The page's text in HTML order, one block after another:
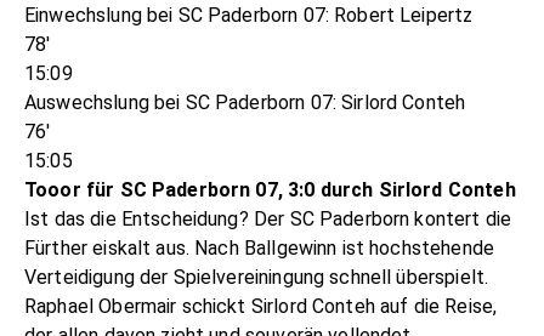
Einwechslung bei SC Paderborn 07: Robert Leipertz
78'
15:09
Auswechslung bei SC Paderborn 07: Sirlord Conteh
76'
15:05
Tooor für SC Paderborn 07, 3:0 durch Sirlord Conteh
Ist das die Entscheidung? Der SC Paderborn kontert die
Fürther eiskalt aus. Nach Ballgewinn ist hochstehende
Verteidigung der Spielvereiningung schnell überspielt.
Raphael Obermair schickt Sirlord Conteh auf die Reise,